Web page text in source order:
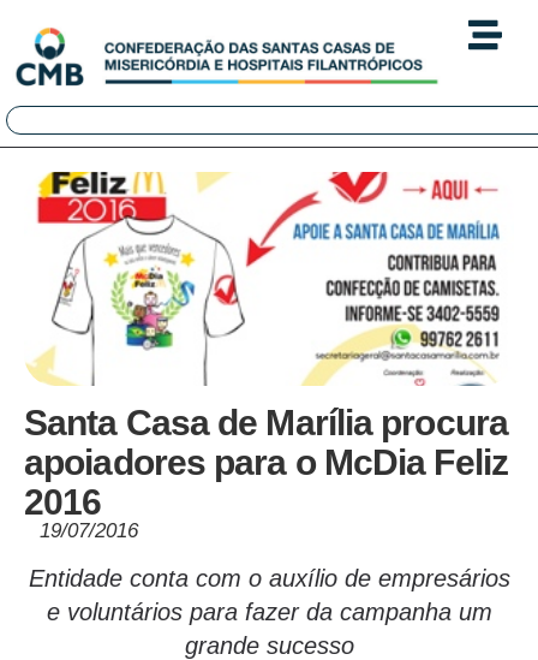
Santa Casa de Marília procura
apoiadores para o McDia Feliz
2016
19/07/2016
Entidade conta com o auxílio de empresários
e voluntários para fazer da campanha um
grande sucesso